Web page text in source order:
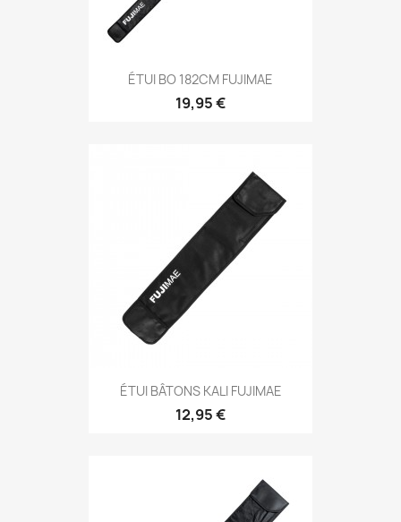
Aperçu rapide
ÉTUI BO 182CM FUJIMAE
19,95 €
Aperçu rapide
ÉTUI BÂTONS KALI FUJIMAE
12,95 €